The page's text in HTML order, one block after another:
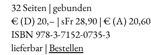
32Seiten | gebunden
€ (D) 20,– | sFr 28,90 | € (A) 20,60
ISBN 978-3-7152-0735-3
lieferbar |Bestellen